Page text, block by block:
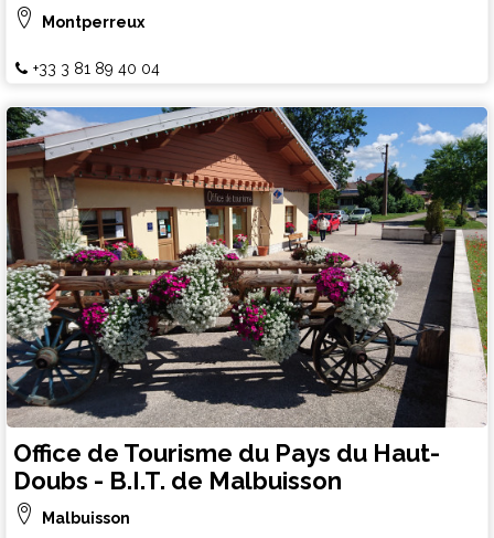
Montperreux
+33 3 81 89 40 04
Office de Tourisme du Pays du Haut-
Doubs - B.I.T. de Malbuisson
Malbuisson